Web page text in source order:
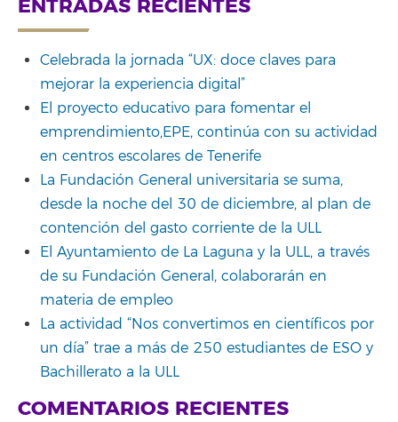
ENTRADAS RECIENTES
Celebrada la jornada “UX: doce claves para
mejorar la experiencia digital”
El proyecto educativo para fomentar el
emprendimiento,EPE, continúa con su actividad
en centros escolares de Tenerife
La Fundación General universitaria se suma,
desde la noche del 30 de diciembre, al plan de
contención del gasto corriente de la ULL
El Ayuntamiento de La Laguna y la ULL, a través
de su Fundación General, colaborarán en
materia de empleo
La actividad “Nos convertimos en científicos por
un día” trae a más de 250 estudiantes de ESO y
Bachillerato a la ULL
COMENTARIOS RECIENTES